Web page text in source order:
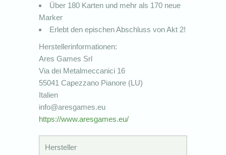
Über 180 Karten und mehr als 170 neue
Marker
Erlebt den epischen Abschluss von Akt 2!
Herstellerinformationen:
Ares Games Srl
Via dei Metalmeccanici 16
55041 Capezzano Pianore (LU)
Italien
info@aresgames.eu
https://www.aresgames.eu/
Hersteller